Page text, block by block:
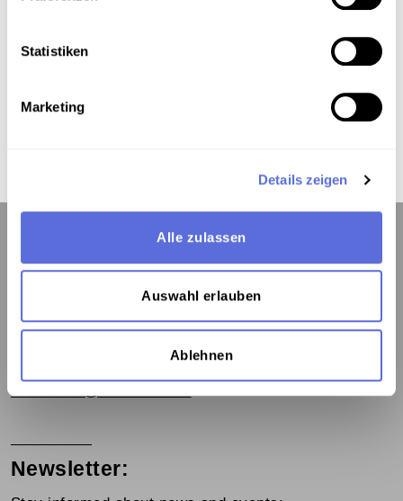
Statistiken
Marketing
Details zeigen
Alle zulassen
Auswahl erlauben
Ablehnen
Location in the digital collection
Musik ; U-Musik , Moderne Musikformen - Jazz ,
Österreichische Mediathek
1060 Wien, Webgasse 2a
mediathek@mediathek.at
Newsletter: